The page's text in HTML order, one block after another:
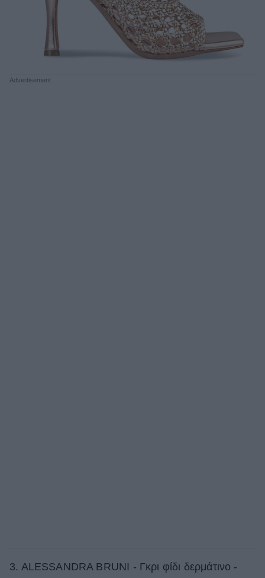
3. ALESSANDRA BRUNI - Γκρι φίδι δερμάτινο -